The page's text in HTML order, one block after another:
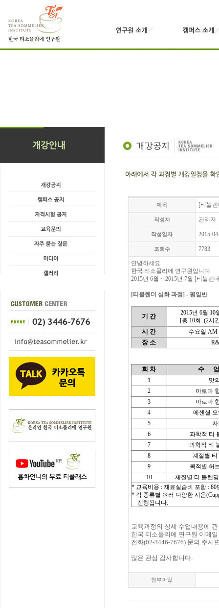
제목 [티블
작성자 관리자
작성일자 2015-
조회수 7783
안녕하세요
한국 티소믈리에 연구원입니다.
2015년 6월 ~ 2015년 7월 [티블렌
[티블렌더 심화 과정] - 평일반
기 간
2015년 6월 10
[총 10회
(2시
시 간 수요일 AM
장 소
회 차 수
1
맛
2
아로마
3
아로마
4
에센셜
5
6
과학적 티
7
과학적 티
8
계절별
9
목적별 허
10
체질별 티 블렌
* 교육비용 : 재료실습비 포함 : 80
* 각 종류별 여러 다양한 시음
진행됩니다.
교육과정의 상세 수업내용에
한국 티소믈리에 연구원 이메일
전화(02-3446-7676) 문의 주시
많은 관심 감사합니다.
첨부파일